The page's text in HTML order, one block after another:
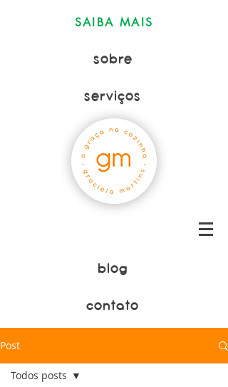
serviços
contato
blog
sobre
SAIBA MAIS
Post
Todos posts